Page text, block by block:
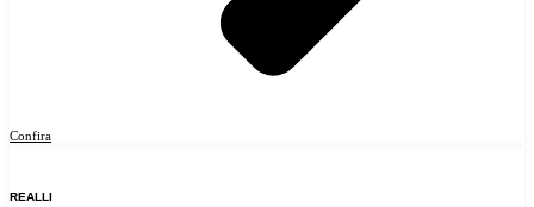
Confira
REALLI